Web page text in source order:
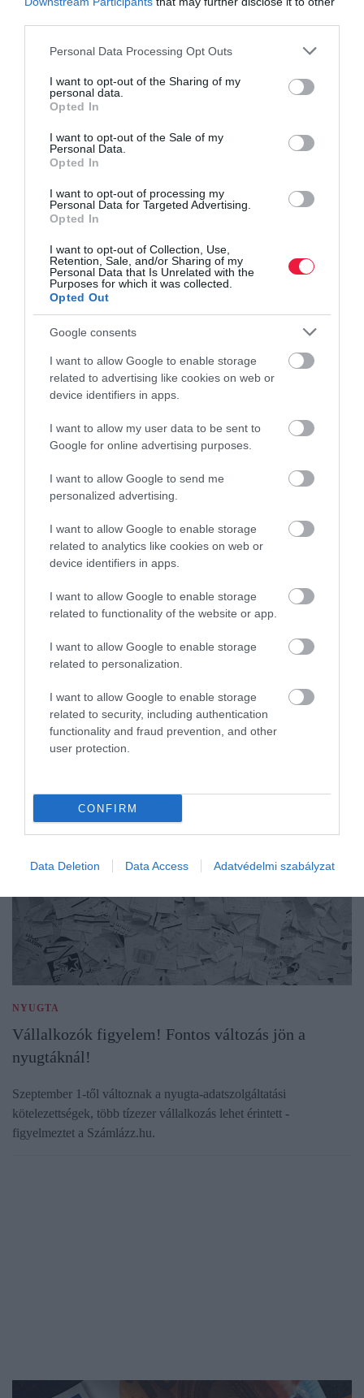
Please note that this website/app uses one or more Google
not limited to your visit or usage behaviour. You may click to
grant or deny consent to Google and its third-party tags to
use your data for below specified purposes in below Google
consent section.
Personal Data Processing Opt Outs
I want to opt-out of the Sharing of my
personal data.
Opted In
I want to opt-out of the Sale of my
Personal Data.
Opted In
I want to opt-out of processing my
Personal Data for Targeted Advertising.
Opted In
I want to opt-out of Collection, Use,
Retention, Sale, and/or Sharing of my
Personal Data that Is Unrelated with the
Purposes for which it was collected.
Opted Out
Google consents
I want to allow Google to enable storage
related to advertising like cookies on web or
device identifiers in apps.
I want to allow my user data to be sent to
Google for online advertising purposes.
I want to allow Google to send me
personalized advertising.
I want to allow Google to enable storage
related to analytics like cookies on web or
device identifiers in apps.
I want to allow Google to enable storage
related to functionality of the website or app.
I want to allow Google to enable storage
related to personalization.
I want to allow Google to enable storage
related to security, including authentication
functionality and fraud prevention, and other
user protection.
CONFIRM
Data Deletion Data Access Adatvédelmi szabályzat
keresnek, akik gyorsan reagálnak, és
nem okoz számukra problémát, ha
egyedi megoldásokat kell találniuk egy
kihívásra
– mondta McCaskill.
amikor átvetted a vezetést, és a kreativitásoddal, kritikus
gondolkodásoddal megoldottál egy problémát. Legyen szó egy
segítségnyújtásról vagy egy technikai kihívás megoldásáról.
Győződj meg róla, hogy a példád választ ad az alábbi kérdésekre:
Mi volt a konkrét szituáció?
Milyen eredménye, hatása volt a tetteidnek?
tanácsok
NYUGTA
Vállalkozók figyelem! Fontos változás jön a
nyugtáknál!
Szeptember 1-től változnak a nyugta-adatszolgáltatási
kötelezettségek, több tízezer vállalkozás lehet érintett -
figyelmeztet a Számlázz.hu.